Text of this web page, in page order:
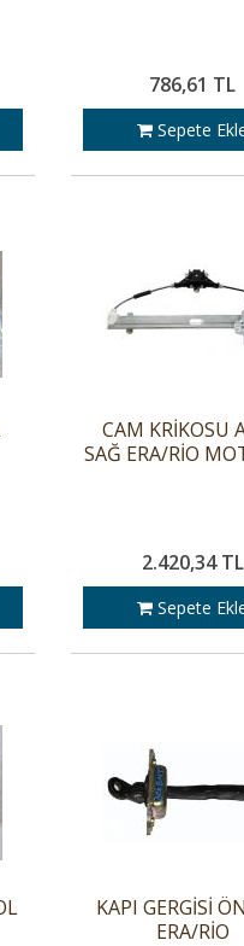
786,61 TL
Sepete
CAM KRİKOSU
SAĞ ERA/RİO
2.420,34 TL
Sepete
KAPI GERGİSİ
ERA/RİO